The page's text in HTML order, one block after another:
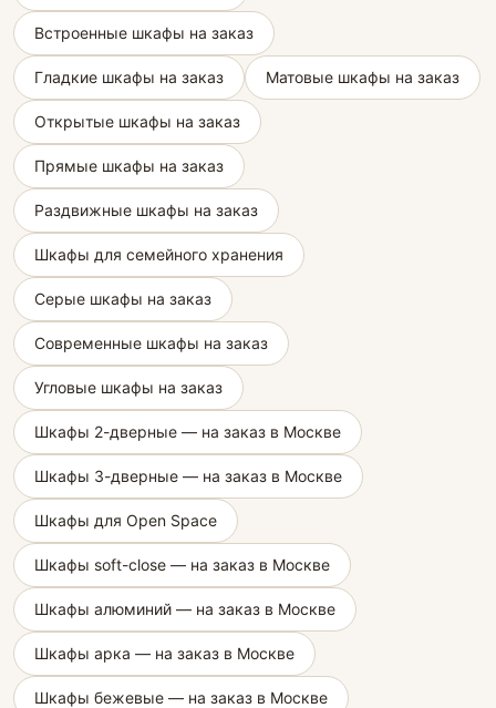
Встроенные шкафы на заказ
Гладкие шкафы на заказ Матовые шкафы на заказ
Открытые шкафы на заказ
Прямые шкафы на заказ
Раздвижные шкафы на заказ
Шкафы для семейного хранения
Серые шкафы на заказ
Современные шкафы на заказ
Угловые шкафы на заказ
Шкафы 2-дверные — на заказ в Москве
Шкафы 3-дверные — на заказ в Москве
Шкафы для Open Space
Шкафы soft-close — на заказ в Москве
Шкафы алюминий — на заказ в Москве
Шкафы арка — на заказ в Москве
Шкафы бежевые — на заказ в Москве